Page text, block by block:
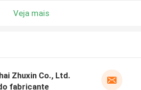
Veja mais
Co., Ltd.
fabricante